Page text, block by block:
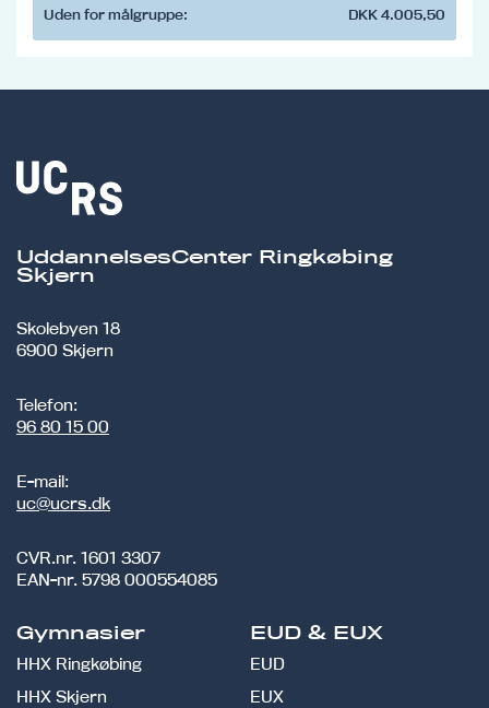
Uden for målgruppe: DKK 4.005,50
UddannelsesCenter Ringkøbing
Skjern
Skolebyen 18
6900 Skjern
Telefon:
96 80 15 00
E-mail:
uc@ucrs.dk
CVR.nr. 1601 3307
EAN-nr. 5798 000554085
Gymnasier
HHX Ringkøbing
HHX Skjern
EUD & EUX
EUD
EUX